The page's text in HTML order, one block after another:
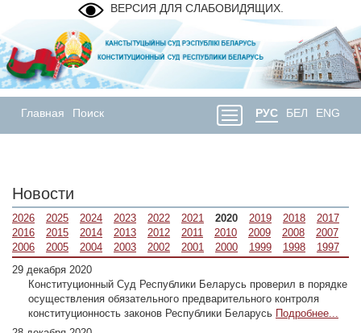
ВЕРСИЯ ДЛЯ СЛАБОВИДЯЩИХ.
Главная Поиск РУС БЕЛ ENG
Новости
2026 2025 2024 2023 2022 2021 2020 2019 2018
2017
2016
2015 2014 2013 2012 2011 2010 2009 2008
2007
2006
2005 2004 2003 2002 2001 2000 1999 1998
1997
29 декабря 2020
Конституционный Суд Республики Беларусь проверил в порядке
осуществления обязательного предварительного контроля
конституционность законов Республики Беларусь Подробнее...